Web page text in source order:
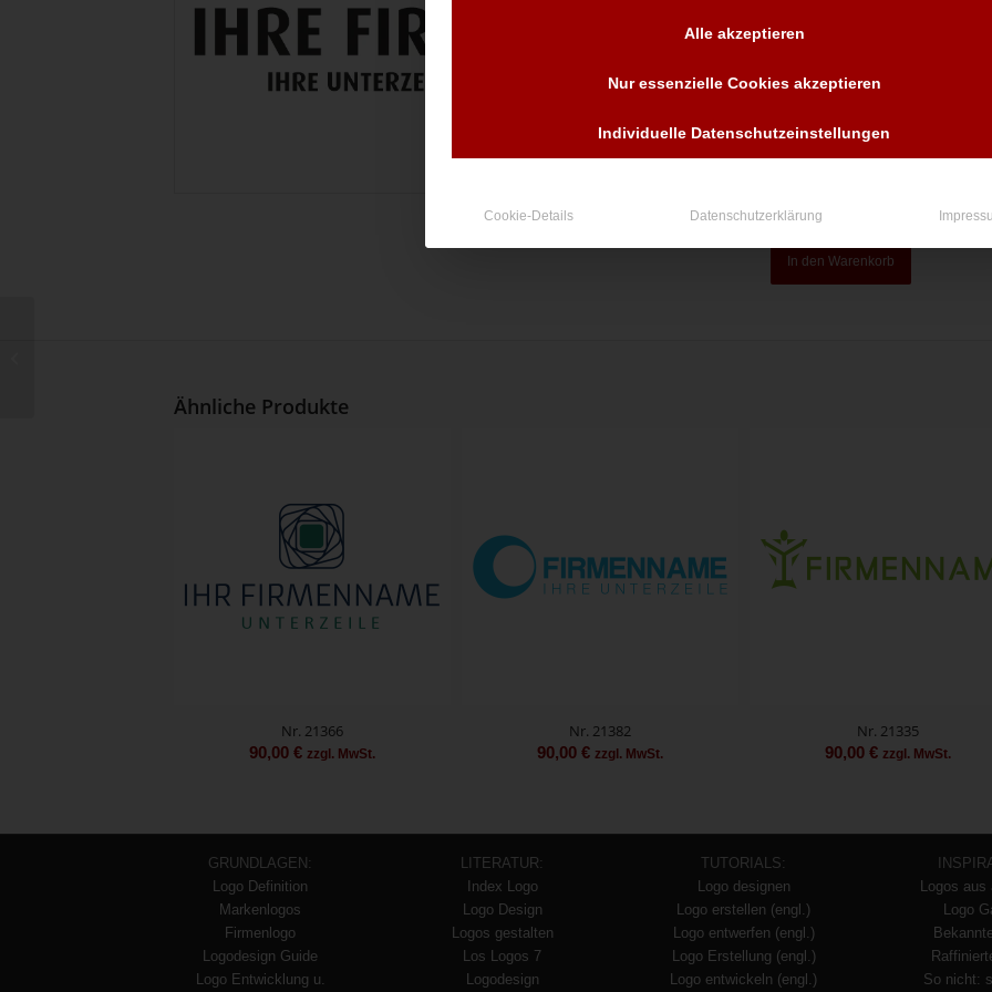
In den Warenkorb
Ähnliche Produkte
Nr. 21366
90,00 € zzgl. MwSt.
Nr. 21382
90,00 € zzgl. MwSt.
Nr. 21335
90,00 € zzgl. MwSt.
GRUNDLAGEN:
Logo Definition
Markenlogos
Firmenlogo
Logodesign Guide
Logo Entwicklung u.
LITERATUR:
Index Logo
Logo Design
Logos gestalten
Los Logos 7
Logodesign
TUTORIALS:
Logo designen
Logo erstellen (engl.)
Logo entwerfen (engl.)
Logo Erstellung (engl.)
Logo entwickeln (engl.)
Logos aus
Logo
So nicht:
Alle akzeptieren
Nur essenzielle Cookies akzeptieren
Individuelle Datenschutzeinstellungen
Cookie-Details Datenschutzerklärung